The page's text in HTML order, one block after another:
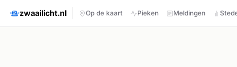
zwaailicht.nl Op de kaart Pieken Meldingen